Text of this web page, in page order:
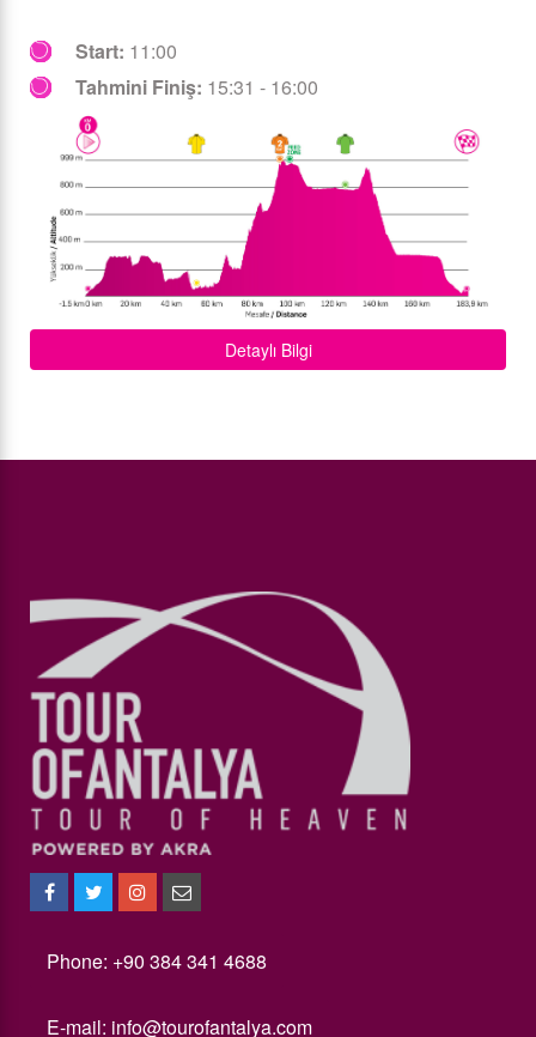
Start: 11:00
Tahmini Finiş: 15:31 - 16:00
Detaylı Bilgi
Phone: +90 384 341 4688
E-mail: info@tourofantalya.com